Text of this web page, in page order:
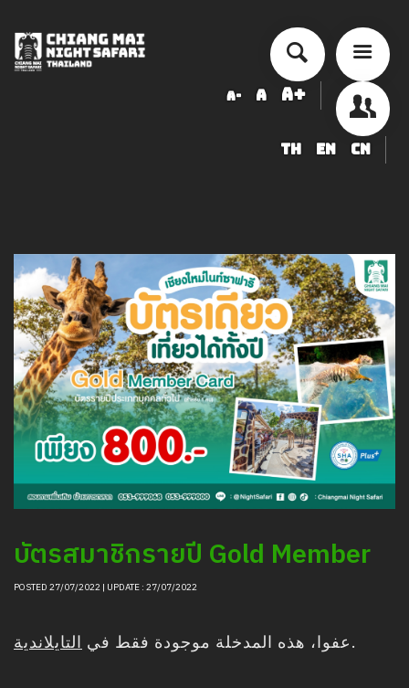
A- A A+
TH EN CN
شراء
أخبار التوظيف
LOGIN
บัตรสมาชิกรายปี Gold Member
POSTED 27/07/2022 | UPDATE : 27/07/2022
عفوا، هذه المدخلة موجودة فقط في التايلاندية .